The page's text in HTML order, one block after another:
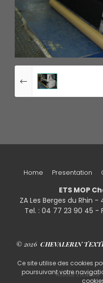
Home Presentation
ETS MOP
ZA Les Berges du Rhin -
Tel. : 04 77 23 90 45 -
© 2026CHEVALERIN
Website creation
Ce site utilise des cookies
poursuivant votre